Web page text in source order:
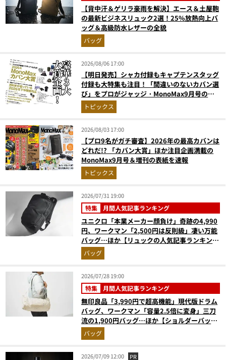
【背中汗＆ゲリラ豪雨を解決】エース＆土屋鞄
の最新ビジネスリュック2選！25%放熱向上バ
ッグ＆高級防水レザーの全貌
バッグ
2026/08/06 17:00
【明日発売】シャカ付録もキャプテンスタッグ
付録も大特集も注目！「間違いのないカバン選
び」をプロがジャッジ・MonoMax9月号の目
次を公開
トピックス
2026/08/03 17:00
【プロ9名がガチ審査】2026年の最高カバンは
どれだ!? 「カバン大賞」ほか注目企画満載の
MonoMax9月号＆増刊の表紙を速報
トピックス
2026/07/31 19:00
特集 月間人気記事ランキング
ユニクロ「本業メーカー顔負け」奇跡の4,990
円、ワークマン「2,500円は反則級」凄い万能
バッグ…ほか【リュックの人気記事ランキング
ベスト3】（2026年6月版）
バッグ
2026/07/28 19:00
特集 月間人気記事ランキング
無印良品「3,990円で超高機能」現代版ドラム
バッグ、ワークマン「容量2.5倍に変身」三刀
流の1,900円バッグ…ほか【ショルダーバッグ
の人気記事ランキングベスト3】（2026年6月
版）
バッグ
2026/07/09 12:00 PR